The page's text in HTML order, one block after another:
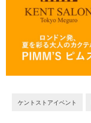
ケントストアイベント